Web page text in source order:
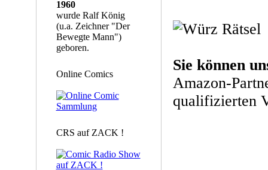
1960
wurde Ralf König
(u.a. Zeichner "Der
Bewegte Mann")
geboren.
Online Comics
CRS auf ZACK !
Sie können
Amazon-
qualifizierten